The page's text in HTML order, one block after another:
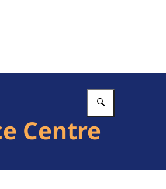
Centre